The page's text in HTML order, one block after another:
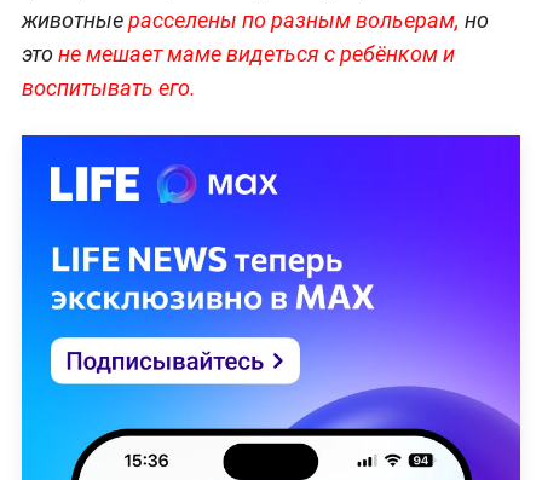
животныерасселены по разным вольерам, но
этоне мешает маме видеться с ребёнком и
воспитывать его.